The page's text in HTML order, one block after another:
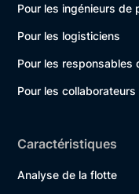
Pour les ingénieurs de
Pour les logisticiens
Pour les responsables
Pour les
Caractéristiques
Analyse de la flotte